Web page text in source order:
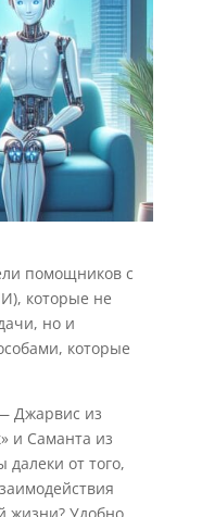
помощников с
которые не
но и
которые
Джарвис из
и Саманта из
от того,